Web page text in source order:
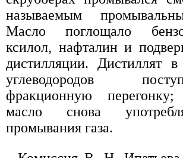
называемым
Масло поглощало
ксилол, нафталин и
дистилляции. Дистиллят
углеводородов
фракционную перегонку;
масло снова
промывания газа.